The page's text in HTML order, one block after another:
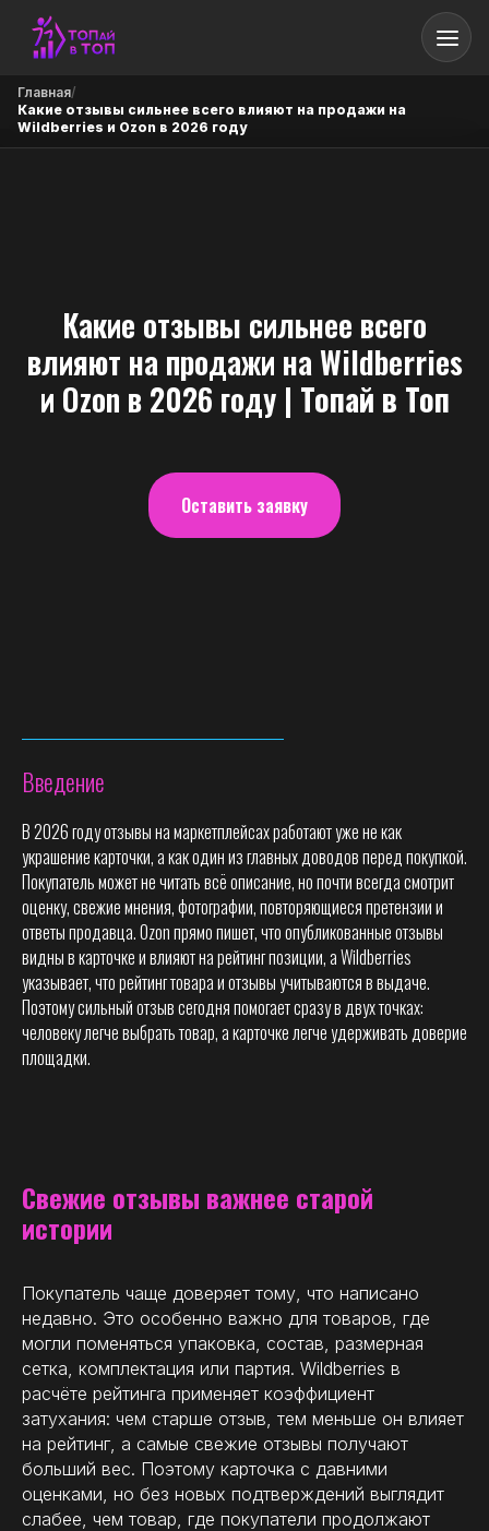
Главная/
Какие отзывы сильнее всего влияют на продажи на
Wildberries и Ozon в 2026 году
Какие отзывы сильнее всего
влияют на продажи на Wildberries
и Ozon в 2026 году | Топай в Топ
Оставить заявку
Введение
В 2026 году отзывы на маркетплейсах работают уже не как
украшение карточки, а как один из главных доводов перед покупкой.
Покупатель может не читать всё описание, но почти всегда смотрит
оценку, свежие мнения, фотографии, повторяющиеся претензии и
ответы продавца. Ozon прямо пишет, что опубликованные отзывы
видны в карточке и влияют на рейтинг позиции, а Wildberries
указывает, что рейтинг товара и отзывы учитываются в выдаче.
Поэтому сильный отзыв сегодня помогает сразу в двух точках:
человеку легче выбрать товар, а карточке легче удерживать доверие
площадки.
Свежие отзывы важнее старой
истории
Покупатель чаще доверяет тому, что написано
недавно. Это особенно важно для товаров, где
могли поменяться упаковка, состав, размерная
сетка, комплектация или партия. Wildberries в
расчёте рейтинга применяет коэффициент
затухания: чем старше отзыв, тем меньше он влияет
на рейтинг, а самые свежие отзывы получают
больший вес. Поэтому карточка с давними
оценками, но без новых подтверждений выглядит
слабее, чем товар, где покупатели продолжают